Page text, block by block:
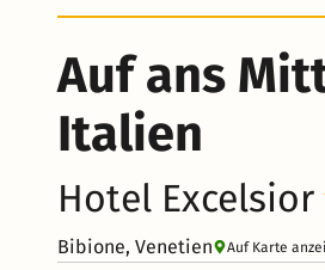
Auf ans
Italien
Hotel Excelsior
Bibione, Venetien Auf Karte